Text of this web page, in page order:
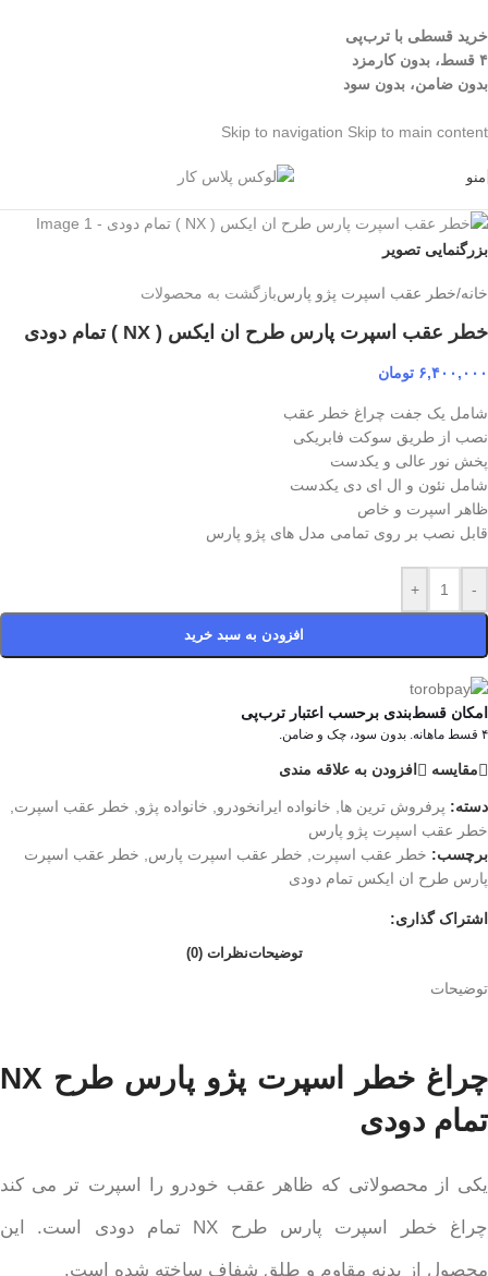
خرید قسطی با ترب‌پی
۴ قسط، بدون کارمزد
بدون ضامن، بدون سود
Skip to navigation Skip to main content
منو
بزرگنمایی تصویر
خانه/خطر عقب اسپرت پژو پارسبازگشت به محصولات
خطر عقب اسپرت پارس طرح ان ایکس ( NX ) تمام دودی
۶,۴۰۰,۰۰۰ تومان
شامل یک جفت چراغ خطر عقب
نصب از طریق سوکت فابریکی
پخش نور عالی و یکدست
شامل نئون و ال ای دی یکدست
ظاهر اسپرت و خاص
قابل نصب بر روی تمامی مدل های پژو پارس
-
+
افزودن به سبد خرید
امکان قسط‌بندی برحسب اعتبار ترب‌پی
۴ قسط ماهانه. بدون سود، چک و ضامن.
مقایسه افزودن به علاقه مندی
دسته: پرفروش ترین ها خانواده ایرانخودرو خانواده پژو خطر عقب اسپرت
خطر عقب اسپرت پژو پارس
برچسب: خطر عقب اسپرت خطر عقب اسپرت پارس
خطر عقب اسپرت
پارس طرح ان ایکس تمام دودی
اشتراک گذاری:
توضیحاتنظرات (0)
توضیحات
چراغ خطر اسپرت پژو پارس طرح NX
تمام دودی
یکی از محصولاتی که ظاهر عقب خودرو را اسپرت تر می کند
چراغ خطر اسپرت پارس طرح NX تمام دودی است. این
محصول از بدنه مقاوم و طلق شفاف ساخته شده است.